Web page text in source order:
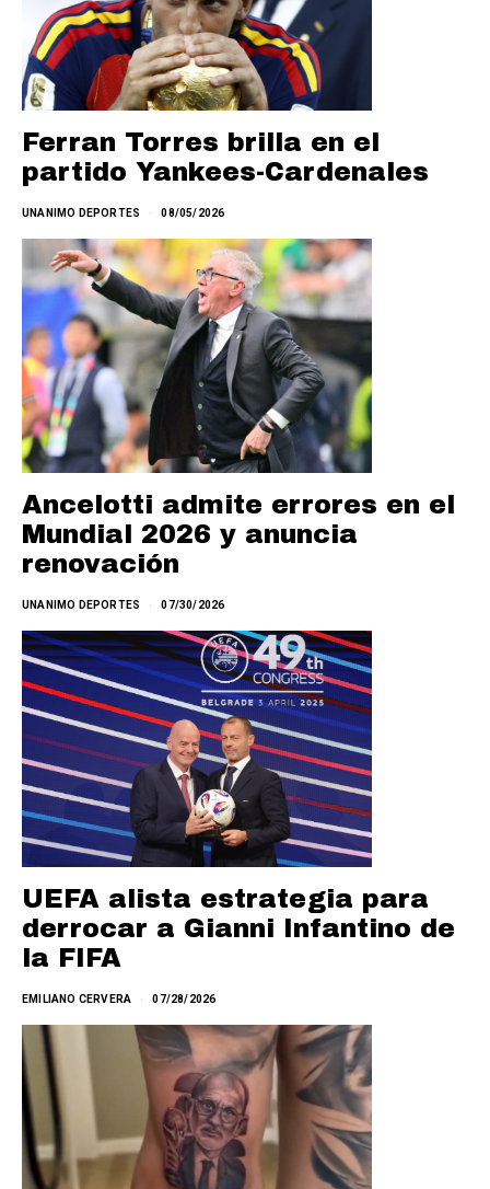
Ferran Torres brilla en el
partido Yankees-Cardenales
UNANIMO DEPORTES 08/05/2026
Ancelotti admite errores en el
Mundial 2026 y anuncia
renovación
UNANIMO DEPORTES 07/30/2026
UEFA alista estrategia para
derrocar a Gianni Infantino de
la FIFA
EMILIANO CERVERA 07/28/2026